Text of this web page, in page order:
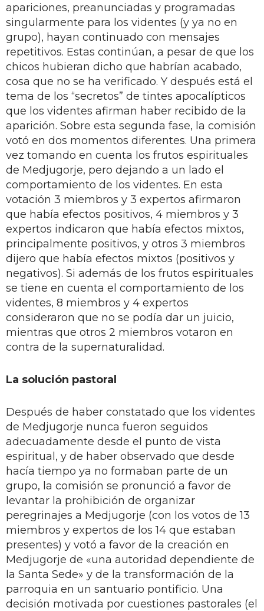
apariciones, preanunciadas y programadas
singularmente para los videntes (y ya no en
grupo), hayan continuado con mensajes
repetitivos. Estas continúan, a pesar de que los
chicos hubieran dicho que habrían acabado,
cosa que no se ha verificado. Y después está el
tema de los “secretos” de tintes apocalípticos
que los videntes afirman haber recibido de la
aparición. Sobre esta segunda fase, la comisión
votó en dos momentos diferentes. Una primera
vez tomando en cuenta los frutos espirituales
de Medjugorje, pero dejando a un lado el
comportamiento de los videntes. En esta
votación 3 miembros y 3 expertos afirmaron
que había efectos positivos, 4 miembros y 3
expertos indicaron que había efectos mixtos,
principalmente positivos, y otros 3 miembros
dijero que había efectos mixtos (positivos y
negativos). Si además de los frutos espirituales
se tiene en cuenta el comportamiento de los
videntes, 8 miembros y 4 expertos
consideraron que no se podía dar un juicio,
mientras que otros 2 miembros votaron en
contra de la supernaturalidad.
La solución pastoral
Después de haber constatado que los videntes
de Medjugorje nunca fueron seguidos
adecuadamente desde el punto de vista
espiritual, y de haber observado que desde
hacía tiempo ya no formaban parte de un
grupo, la comisión se pronunció a favor de
levantar la prohibición de organizar
peregrinajes a Medjugorje (con los votos de 13
miembros y expertos de los 14 que estaban
presentes) y votó a favor de la creación en
Medjugorje de «una autoridad dependiente de
la Santa Sede» y de la transformación de la
parroquia en un santuario pontificio. Una
decisión motivada por cuestiones pastorales (el